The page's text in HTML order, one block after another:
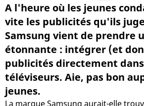
A l'heure où les jeunes
vite les publicités qu'ils
Samsung vient de prendre
étonnante : intégrer (et
publicités directement
téléviseurs. Aie, pas bon
jeunes.
La marque Samsung aurait-elle